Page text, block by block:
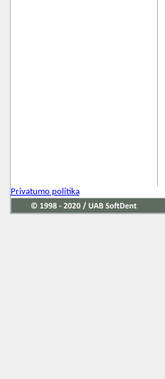
Privatumo politika